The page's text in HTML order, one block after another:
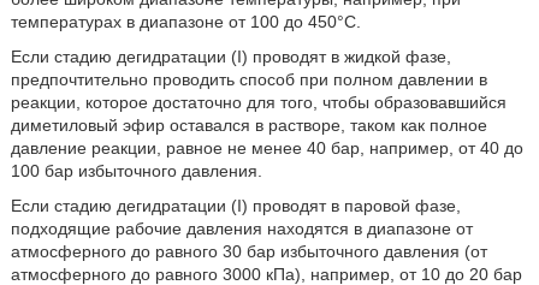
температурах в диапазоне от 100 до 450°С.
Если стадию дегидратации (I) проводят в жидкой фазе,
предпочтительно проводить способ при полном давлении в
реакции, которое достаточно для того, чтобы образовавшийся
диметиловый эфир оставался в растворе, таком как полное
давление реакции, равное не менее 40 бар, например, от 40 до
100 бар избыточного давления.
Если стадию дегидратации (I) проводят в паровой фазе,
подходящие рабочие давления находятся в диапазоне от
атмосферного до равного 30 бар избыточного давления (от
атмосферного до равного 3000 кПа), например, от 10 до 20 бар